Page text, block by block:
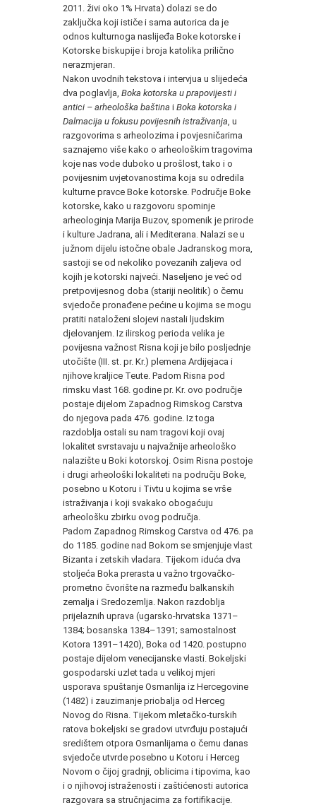
2011. živi oko 1% Hrvata) dolazi se do
zaključka koji ističe i sama autorica da je
odnos kulturnoga naslijeđa Boke kotorske i
Kotorske biskupije i broja katolika prilično
nerazmjeran.
Nakon uvodnih tekstova i intervjua u slijedeća
dva poglavlja, Boka kotorska u prapovijesti i
antici – arheološka baština i Boka kotorska i
Dalmacija u fokusu povijesnih istraživanja , u
razgovorima s arheolozima i povjesničarima
saznajemo više kako o arheološkim tragovima
koje nas vode duboko u prošlost, tako i o
povijesnim uvjetovanostima koja su odredila
kulturne pravce Boke kotorske. Područje Boke
kotorske, kako u razgovoru spominje
arheologinja Marija Buzov, spomenik je prirode
i kulture Jadrana, ali i Mediterana. Nalazi se u
južnom dijelu istočne obale Jadranskog mora,
sastoji se od nekoliko povezanih zaljeva od
kojih je kotorski najveći. Naseljeno je već od
pretpovijesnog doba (stariji neolitik) o čemu
svjedoče pronađene pećine u kojima se mogu
pratiti nataloženi slojevi nastali ljudskim
djelovanjem. Iz ilirskog perioda velika je
povijesna važnost Risna koji je bilo posljednje
utočište (III. st. pr. Kr.) plemena Ardijejaca i
njihove kraljice Teute. Padom Risna pod
rimsku vlast 168. godine pr. Kr. ovo područje
postaje dijelom Zapadnog Rimskog Carstva
do njegova pada 476. godine. Iz toga
razdoblja ostali su nam tragovi koji ovaj
lokalitet svrstavaju u najvažnije arheološko
nalazište u Boki kotorskoj. Osim Risna postoje
i drugi arheološki lokaliteti na području Boke,
posebno u Kotoru i Tivtu u kojima se vrše
istraživanja i koji svakako obogaćuju
arheološku zbirku ovog područja.
Padom Zapadnog Rimskog Carstva od 476. pa
do 1185. godine nad Bokom se smjenjuje vlast
Bizanta i zetskih vladara. Tijekom iduća dva
stoljeća Boka prerasta u važno trgovačko-
prometno čvorište na razmeđu balkanskih
zemalja i Sredozemlja. Nakon razdoblja
prijelaznih uprava (ugarsko-hrvatska 1371–
1384; bosanska 1384–1391; samostalnost
Kotora 1391–1420), Boka od 1420. postupno
postaje dijelom venecijanske vlasti. Bokeljski
gospodarski uzlet tada u velikoj mjeri
usporava spuštanje Osmanlija iz Hercegovine
(1482) i zauzimanje priobalja od Herceg
Novog do Risna. Tijekom mletačko-turskih
ratova bokeljski se gradovi utvrđuju postajući
središtem otpora Osmanlijama o čemu danas
svjedoče utvrde posebno u Kotoru i Herceg
Novom o čijoj gradnji, oblicima i tipovima, kao
i o njihovoj istraženosti i zaštićenosti autorica
razgovara sa stručnjacima za fortifikacije.